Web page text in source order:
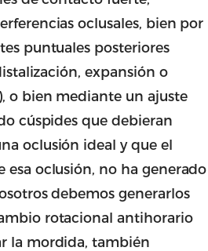
oclusales, bien por
puntuales posteriores
expansión o
o bien mediante un ajuste
cúspides que debieran
oclusión ideal y que el
esa oclusión, no ha generado
debemos generarlos
rotacional antihorario
la mordida, también